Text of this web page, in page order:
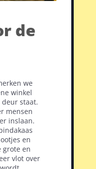
de
we
winkel
staat.
mensen
inslaan.
en
grote en
vlot over